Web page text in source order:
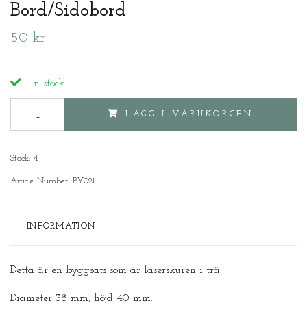
Bord/Sidobord
50 kr
In stock
LÄGG I VARUKORGEN
Stock: 4
Article Number: BY021
INFORMATION
Detta är en byggsats som är laserskuren i trä.
Diameter 38 mm, höjd 40 mm.